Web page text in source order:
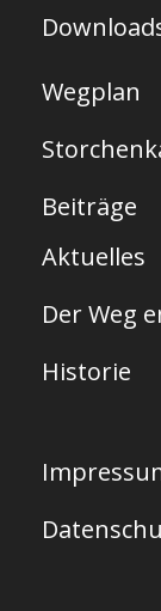
e
Wegplan
Beiträge
Aktuelles
Der Weg
Historie